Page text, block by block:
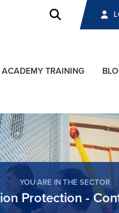
ACADEMY TRAINING
YOU ARE IN THE SECTOR
Protection -